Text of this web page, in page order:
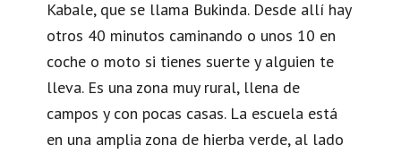
Kabale, que se llama Bukinda. Desde allí hay
otros 40 minutos caminando o unos 10 en
coche o moto si tienes suerte y alguien te
lleva. Es una zona muy rural, llena de
campos y con pocas casas. La escuela está
en una amplia zona de hierba verde, al lado